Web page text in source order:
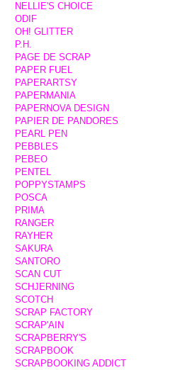
NELLIE'S CHOICE
ODIF
OH! GLITTER
P.H.
PAGE DE SCRAP
PAPER FUEL
PAPERARTSY
PAPERMANIA
PAPERNOVA DESIGN
PAPIER DE PANDORES
PEARL PEN
PEBBLES
PEBEO
PENTEL
POPPYSTAMPS
POSCA
PRIMA
RANGER
RAYHER
SAKURA
SANTORO
SCAN CUT
SCHJERNING
SCOTCH
SCRAP FACTORY
SCRAP'AIN
SCRAPBERRY'S
SCRAPBOOK
SCRAPBOOKING ADDICT